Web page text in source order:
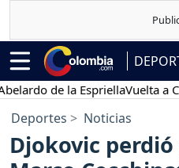
de la EspriellaVuelta a
Deportes Noticias
Djokovic